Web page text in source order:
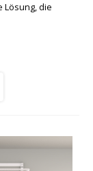
Lösung, die